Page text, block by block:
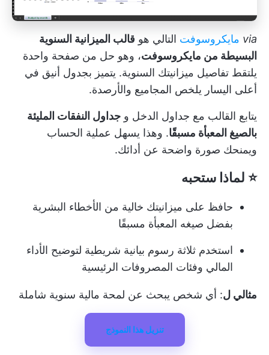
via مايكروسوفت التالي هو قالب الميزانية السنوية
البسيطة من مايكروسوفت، وهو حل من صفحة واحدة
يلتقط تفاصيل ميزانيتك السنوية. يتميز بجدول أنيق في
أعلى اليسار يلخص المجاميع والأرصدة.
يتابع القالب مع جداول الدخل و جداول النفقات المليئة
بالصيغ المعبأة مسبقًا. وهذا يسهل عملية الحساب
ويمنحك صورة واضحة عن أدائك.
⭐ لماذا ستحبه
حافظ على ميزانيتك خالية من الأخطاء البشرية
بفضل صيغه المعبأة مسبقًا
استخدم ثلاثة رسوم بيانية شريطية لتوضيح الأداء
المالي وفئات المصروفات الرئيسية
مثالي ل: أي شخص يبحث عن لمحة مالية سنوية شاملة
تنزيل هذا النموذج